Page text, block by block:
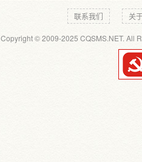
联系我们 关
Copyright © 2009-2025 CQSMS.NET. All